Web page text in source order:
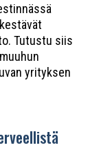
Tutustu siis
yrityksen